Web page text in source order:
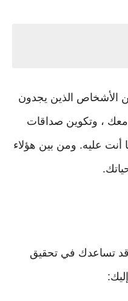
الأشخاص الذين يجدون
، وتكوين صداقات
عليه. ومن بين هؤلاء
قد تساعدك في تحقيق